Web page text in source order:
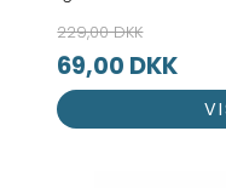
229,00 DKK
69,00 DKK